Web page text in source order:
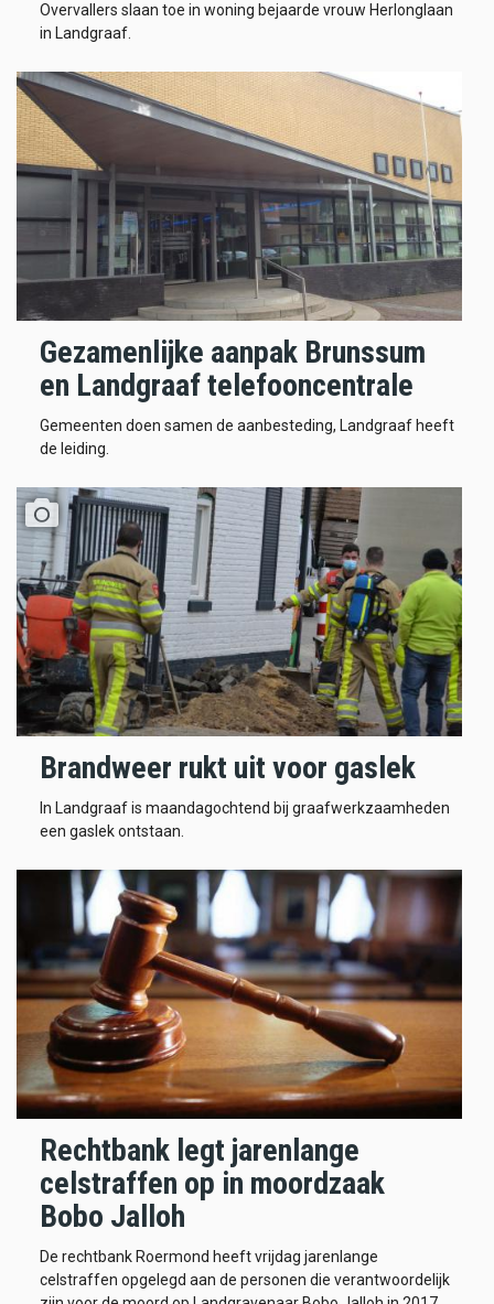
Overvallers slaan toe in woning bejaarde vrouw Herlonglaan
in Landgraaf.
Gezamenlijke aanpak Brunssum
en Landgraaf telefooncentrale
Gemeenten doen samen de aanbesteding, Landgraaf heeft
de leiding.
Brandweer rukt uit voor gaslek
In Landgraaf is maandagochtend bij graafwerkzaamheden
een gaslek ontstaan.
Rechtbank legt jarenlange
celstraffen op in moordzaak
Bobo Jalloh
De rechtbank Roermond heeft vrijdag jarenlange
celstraffen opgelegd aan de personen die verantwoordelijk